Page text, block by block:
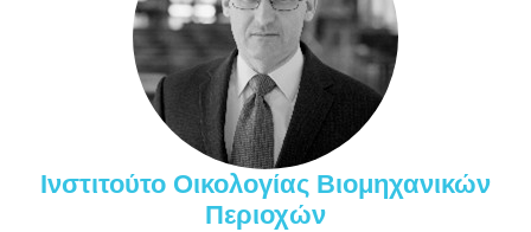
Ινστιτούτο Οικολογίας Βιομηχανικών
Περιοχών